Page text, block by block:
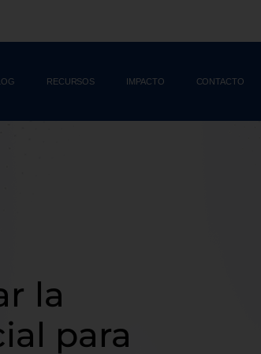
RECURSOS IMPACTO CONTACTO
la
para